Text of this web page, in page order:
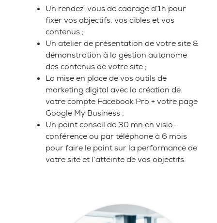
Un rendez-vous de cadrage d’1h pour
fixer vos objectifs, vos cibles et vos
contenus ;
Un atelier de présentation de votre site &
démonstration à la gestion autonome
des contenus de votre site ;
La mise en place de vos outils de
marketing digital avec la création de
votre compte Facebook Pro + votre page
Google My Business ;
Un point conseil de 30 mn en visio-
conférence ou par téléphone à 6 mois
pour faire le point sur la performance de
votre site et l’atteinte de vos objectifs.